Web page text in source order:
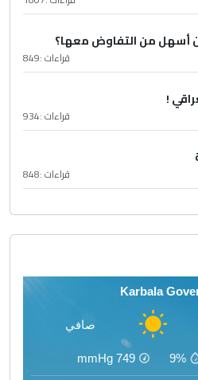
أسهل من التفاوض معها؟
قراءات :849
!
قراءات :934
قراءات :848
Karbala
صافي
9%
749
mmHg